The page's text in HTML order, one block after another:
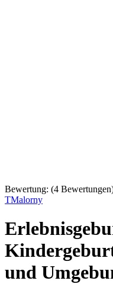
Bewertung: (4
TMalorny
und